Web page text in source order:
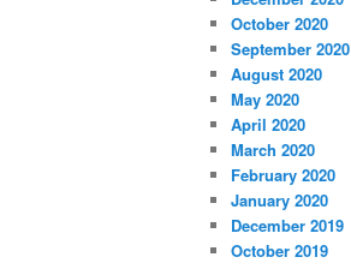
October 2020
September 2020
August 2020
May 2020
April 2020
March 2020
February 2020
January 2020
December 2019
October 2019